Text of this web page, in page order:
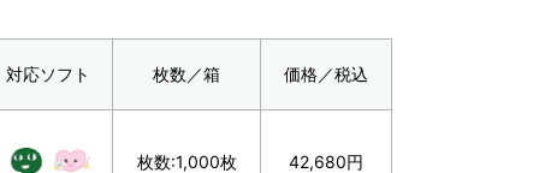
対応ソフト 枚数／箱 価格／税込
枚数:1,000枚 42,680円